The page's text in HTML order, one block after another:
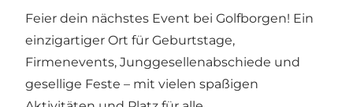
Feier dein nächstes Event bei Golfborgen! Ein
einzigartiger Ort für Geburtstage,
Firmenevents, Junggesellenabschiede und
gesellige Feste – mit vielen spaßigen